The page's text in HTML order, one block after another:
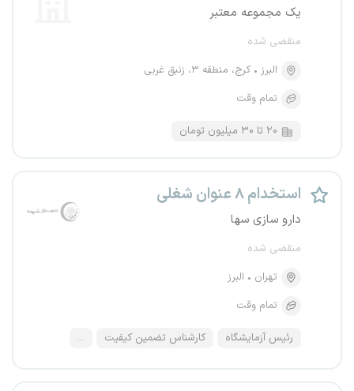
یک مجموعه معتبر
منقضی شده
البرز
کرج، منطقه ۳، زنبق غربی
تمام وقت
۲۰ تا ۳۰ میلیون تومان
استخدام ۸ عنوان شغلی
دارو سازی سها
منقضی شده
تهران
البرز
تمام وقت
رئیس آزمایشگاه کارشناس تضمین کیفیت ...